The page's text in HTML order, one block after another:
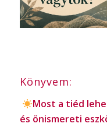
Könyvem:
Most a tiéd
és önismereti